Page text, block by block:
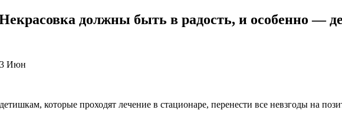
должны быть в радость, и особенно —
Июн
которые проходят лечение в стационаре, перенести все невзгоды на